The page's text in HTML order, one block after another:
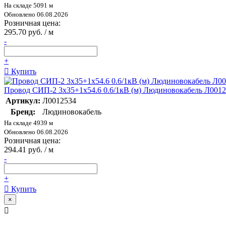
На складе 5091 м
Обновлено 06.08.2026
Розничная цена:
295.70 руб. / м
-
+
Купить
Провод СИП-2 3х35+1х54.6 0.6/1кВ (м) Людиновокабель
Артикул: Л0012534
Бренд:
Людиновокабель
На складе 4939 м
Обновлено 06.08.2026
Розничная цена:
294.41 руб. / м
-
+
Купить
×